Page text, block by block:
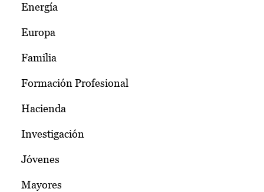
Energía
Europa
Familia
Formación Profesional
Hacienda
Investigación
Jóvenes
Mayores